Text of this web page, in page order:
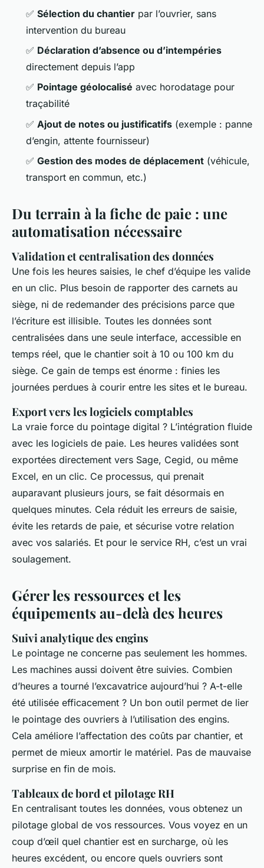
✅ Sélection du chantier par l’ouvrier, sans
intervention du bureau
✅ Déclaration d’absence ou d’intempéries
directement depuis l’app
✅ Pointage géolocalisé avec horodatage pour
traçabilité
✅ Ajout de notes ou justificatifs (exemple : panne
d’engin, attente fournisseur)
✅ Gestion des modes de déplacement (véhicule,
transport en commun, etc.)
Du terrain à la fiche de paie : une
automatisation nécessaire
Validation et centralisation des données
Une fois les heures saisies, le chef d’équipe les valide
en un clic. Plus besoin de rapporter des carnets au
siège, ni de redemander des précisions parce que
l’écriture est illisible. Toutes les données sont
centralisées dans une seule interface, accessible en
temps réel, que le chantier soit à 10 ou 100 km du
siège. Ce gain de temps est énorme : finies les
journées perdues à courir entre les sites et le bureau.
Export vers les logiciels comptables
La vraie force du pointage digital ? L’intégration fluide
avec les logiciels de paie. Les heures validées sont
exportées directement vers Sage, Cegid, ou même
Excel, en un clic. Ce processus, qui prenait
auparavant plusieurs jours, se fait désormais en
quelques minutes. Cela réduit les erreurs de saisie,
évite les retards de paie, et sécurise votre relation
avec vos salariés. Et pour le service RH, c’est un vrai
soulagement.
Gérer les ressources et les
équipements au-delà des heures
Suivi analytique des engins
Le pointage ne concerne pas seulement les hommes.
Les machines aussi doivent être suivies. Combien
d’heures a tourné l’excavatrice aujourd’hui ? A-t-elle
été utilisée efficacement ? Un bon outil permet de lier
le pointage des ouvriers à l’utilisation des engins.
Cela améliore l’affectation des coûts par chantier, et
permet de mieux amortir le matériel. Pas de mauvaise
surprise en fin de mois.
Tableaux de bord et pilotage RH
En centralisant toutes les données, vous obtenez un
pilotage global de vos ressources. Vous voyez en un
coup d’œil quel chantier est en surcharge, où les
heures excédent, ou encore quels ouvriers sont